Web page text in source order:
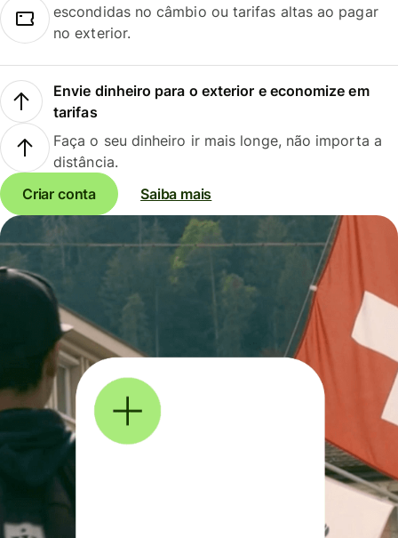
escondidas no câmbio ou tarifas altas ao pagar
no exterior.
Envie dinheiro para o exterior e economize em
tarifas
Faça o seu dinheiro ir mais longe, não importa a
distância.
Criar conta
Saiba mais